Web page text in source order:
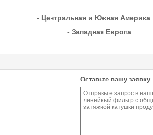
- Центральная и Южная Америка
- Западная Европа
Оставьте вашу заявку